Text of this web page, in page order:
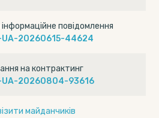
повідомлення
20260615-44624
на контрактинг
UA-20260804-93616
майданчиків